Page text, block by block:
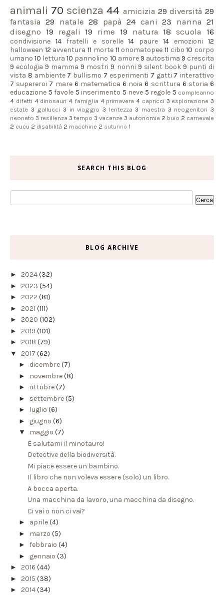
animali 70 scienza 44 amicizia 29 diversità 29
fantasia
29 natale 28 papà 24 cani 23 nanna 21
disegno
19 regali 19 rime 19 natura 18 scuola 16
condivisione 14 fratelli e sorelle 14 paure 14 emozioni
12
halloween 12 avventura 11 morte 11 onomatopee 11 cibo 10 corpo
umano 10 lettura 10 pannolino 10 amore 9 autostima 9 crescita
9 ecologia 9 mamma 9 mostri 9 nonni 9 silent book 9 punti di
vista 8 ambiente 7 bullismo 7 esperimenti 7 gatti 7 interattivo
7 supereroi 7 mare 6 matematica 6 noia 6 scrittura 6 storia 6
educazione 5 favole 5 inserimento 5 neve 5 regole 5 compleanno
4 difetti 4 dinosauri 4 famiglia 4 primavera 4 capricci 3 esplorazione 3
estate 3 gallucci 3 in viaggio 3 lentezza 3 maestra 3 neogenitori 3
neonato 3 resilienza 3 tempo 3 vacanze 3 autonomia 2 buio 2 carnevale
2 cucu 2 disabilità 2 macchine 2 autunno 1
SEARCH THIS BLOG
BLOG ARCHIVE
► 2024(32)
► 2023 (54)
► 2022 (81)
► 2021 (111)
► 2020 (102)
► 2019 (101)
► 2018 (79)
▼ 2017 (62)
► dicembre(7)
► novembre(8)
► ottobre(7)
► settembre(5)
► luglio (6)
► giugno (6)
▼ maggio (7)
E salutami il minotauro!
Detective della biodiversità.
Mi piace essere un bambino.
Il libro che non voleva essere (solo) un libro.
A bocca aperta.
Una macchina da lavoro, una macchina da disegno.
Ci vai o non ci vai?
► aprile(4)
► marzo (5)
► febbraio (4)
► gennaio (3)
► 2016 (44)
► 2015 (38)
► 2014(34)